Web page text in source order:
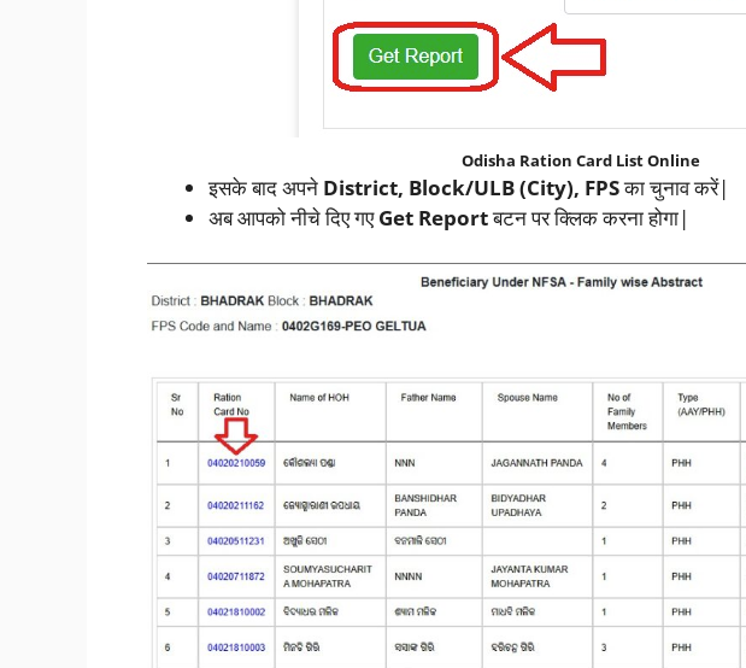
Odisha Ration Card List Online
इसके बाद अपने District, Block/ULB (City), FPSका चुनाव करें|
अब आपको नीचे दिए गएGet Reportबटन पर क्लिक करना होगा|